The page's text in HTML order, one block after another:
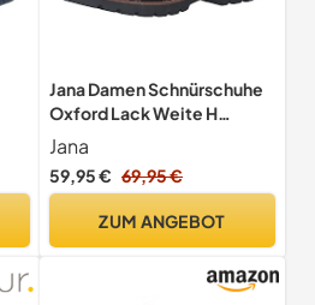
Jana Damen Schnürschuhe
Oxford Lack Weite H
Mehrweite, Schwarz (Black
Structur), 37 EU
Jana
59,95 € 69,95 €
ZUM ANGEBOT